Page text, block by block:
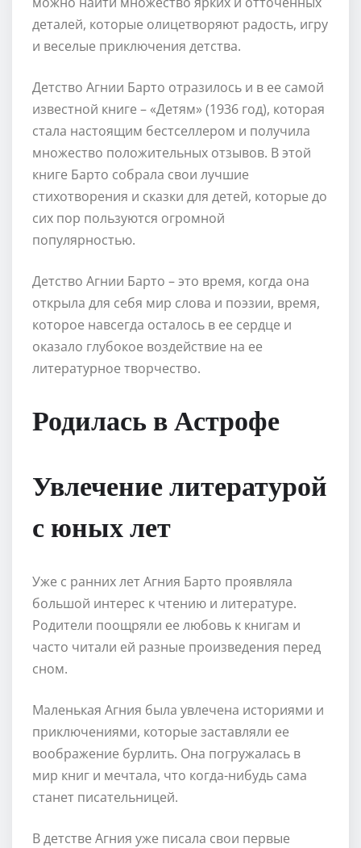
деталей, которые олицетворяют радость, игру
и веселые приключения детства.
Детство Агнии Барто отразилось и в ее самой
известной книге – «Детям» (1936 год), которая
стала настоящим бестселлером и получила
множество положительных отзывов. В этой
книге Барто собрала свои лучшие
стихотворения и сказки для детей, которые до
сих пор пользуются огромной
популярностью.
Детство Агнии Барто – это время, когда она
открыла для себя мир слова и поэзии, время,
которое навсегда осталось в ее сердце и
оказало глубокое воздействие на ее
литературное творчество.
Родилась в Астрофе
Увлечение литературой
с юных лет
Уже с ранних лет Агния Барто проявляла
большой интерес к чтению и литературе.
Родители поощряли ее любовь к книгам и
часто читали ей разные произведения перед
сном.
Маленькая Агния была увлечена историями и
приключениями, которые заставляли ее
воображение бурлить. Она погружалась в
мир книг и мечтала, что когда-нибудь сама
станет писательницей.
В детстве Агния уже писала свои первые